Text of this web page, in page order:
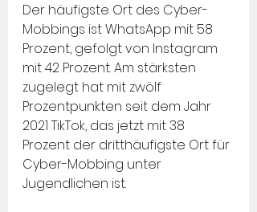
Der häufigste Ort des Cyber-
Mobbings ist WhatsApp mit 58
Prozent, gefolgt von Instagram
mit 42 Prozent. Am stärksten
zugelegt hat mit zwölf
Prozentpunkten seit dem Jahr
2021 TikTok, das jetzt mit 38
Prozent der dritthäufigste Ort für
Cyber-Mobbing unter
Jugendlichen ist.